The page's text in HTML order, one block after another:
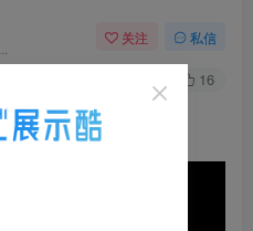
关注 私信
16